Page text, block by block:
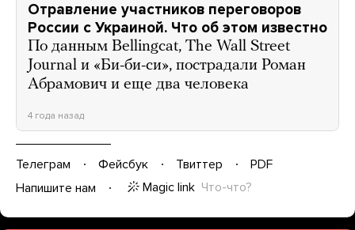
Отравление участников переговоров
России с Украиной. Что об этом известно
По данным Bellingcat, The Wall Street
Journal и «Би-би-си», пострадали Роман
Абрамович и еще два человека
4 года назад
Телеграм Фейсбук Твиттер
PDF
Напишите нам
Magic link Что-что?